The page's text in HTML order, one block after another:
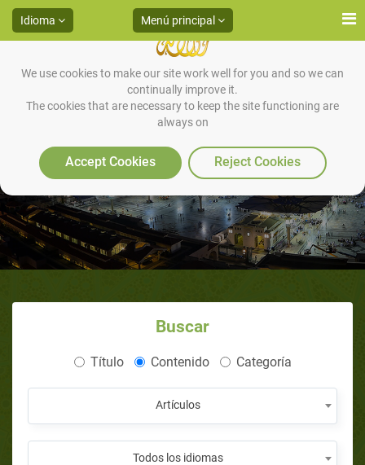
We use cookies to make our site work well for you and so we can
continually improve it.
The cookies that are necessary to keep the site functioning are
always on
Accept Cookies Reject Cookies
Idioma Menú principal
Artículos ( )
Buscar
Título Contenido Categoría
Artículos
Todos los idiomas